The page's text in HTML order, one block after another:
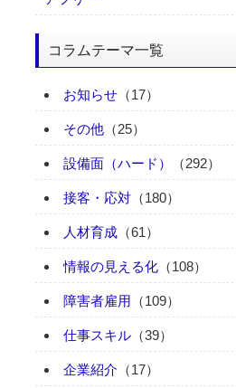
コラムテーマ一覧
お知らせ （17）
その他 （25）
設備面（ハード） （292）
接客・応対 （180）
人材育成 （61）
情報の見える化 （108）
障害者雇用 （109）
仕事スキル （39）
企業紹介 （17）